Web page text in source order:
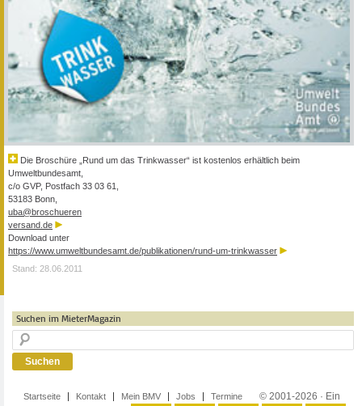
Die Broschüre „Rund um das Trinkwasser“ ist kostenlos erhältlich beim
Umweltbundesamt,
c/o GVP, Postfach 33 03 61,
53183 Bonn,
uba@broschueren
versand.de
Download unter
https://www.umweltbundesamt.de/publikationen/rund-um-trinkwasser
Stand: 28.06.2011
Suchen im MieterMagazin
Startseite Kontakt Mein BMV Jobs Termine © 2001-2026 · Ein